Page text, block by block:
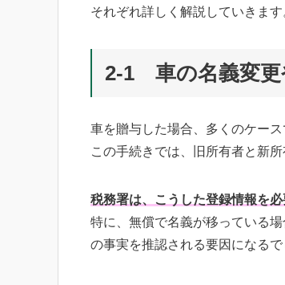
それぞれ詳しく解説していきます
2-1 車の名義変更
車を贈与した場合、多くのケー
この手続きでは、旧所有者と新
税務署は、こうした登録情報を
特に、無償で名義が移っている
の事実を推認される要因になるで